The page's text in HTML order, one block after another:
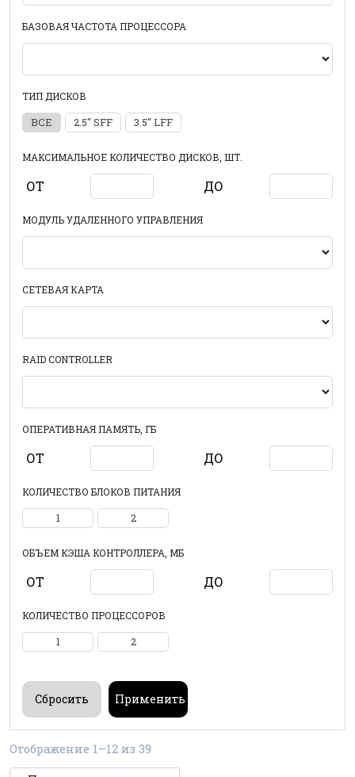
БАЗОВАЯ ЧАСТОТА ПРОЦЕССОРА
ТИП ДИСКОВ
ВСЕ 2.5" SFF 3.5" LFF
МАКСИМАЛЬНОЕ КОЛИЧЕСТВО ДИСКОВ, ШТ.
ОТ ДО
МОДУЛЬ УДАЛЕННОГО УПРАВЛЕНИЯ
СЕТЕВАЯ КАРТА
RAID CONTROLLER
ОПЕРАТИВНАЯ ПАМЯТЬ, ГБ
ОТ ДО
КОЛИЧЕСТВО БЛОКОВ ПИТАНИЯ
1 2
ОБЪЕМ КЭША КОНТРОЛЛЕРА, МБ
ОТ ДО
КОЛИЧЕСТВО ПРОЦЕССОРОВ
1 2
Отображение 1–12 из 39